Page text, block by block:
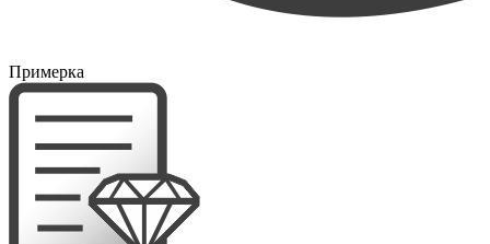
Примерка